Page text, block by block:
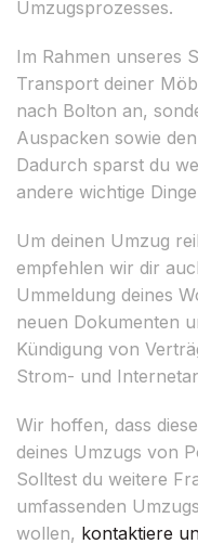
Umzugsprozesses.
Im Rahmen unseres
Transport deiner
nach Bolton an,
Auspacken sowie
Dadurch sparst du
andere wichtige
Um deinen Umzug
empfehlen wir dir
Ummeldung deines
neuen Dokumenten
Kündigung von
Strom- und
Wir hoffen, dass
deines Umzugs von
Solltest du weitere
umfassenden
wollen, kontaktiere